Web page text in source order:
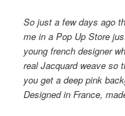
So just a few days ago
me in a Pop Up Store
young french designer
real Jacquard weave so
you get a deep pink
Designed in France,